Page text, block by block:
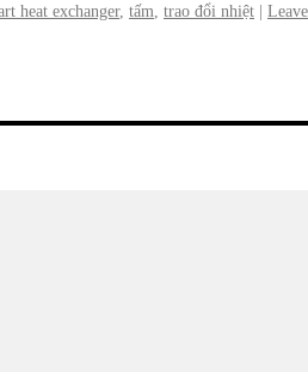
heat exchanger, tấm trao đổi nhiệt |